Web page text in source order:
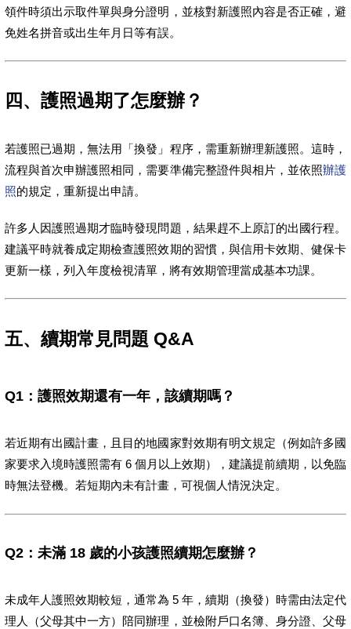
領件時須出示取件單與身分證明，並核對新護照內容是否正確，避
免姓名拼音或出生年月日等有誤。
四、護照過期了怎麼辦？
若護照已過期，無法用「換發」程序，需重新辦理新護照。這時，
流程與首次申辦護照相同，需要準備完整證件與相片，並依照辦護
照的規定，重新提出申請。
許多人因護照過期才臨時發現問題，結果趕不上原訂的出國行程。
建議平時就養成定期檢查護照效期的習慣，與信用卡效期、健保卡
更新一樣，列入年度檢視清單，將有效期管理當成基本功課。
五、續期常見問題 Q&A
Q1：護照效期還有一年，該續期嗎？
若近期有出國計畫，且目的地國家對效期有明文規定（例如許多國
家要求入境時護照需有 6 個月以上效期），建議提前續期，以免臨
時無法登機。若短期內未有計畫，可視個人情況決定。
Q2：未滿 18 歲的小孩護照續期怎麼辦？
未成年人護照效期較短，通常為 5 年，續期（換發）時需由法定代
理人（父母其中一方）陪同辦理，並檢附戶口名簿、身分證、父母